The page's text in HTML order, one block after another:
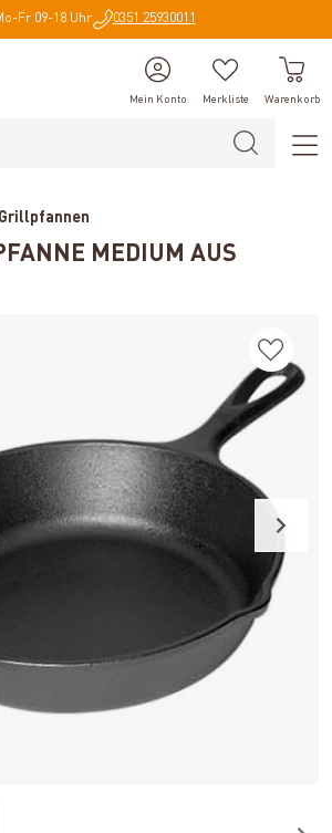
Fr 09-18 Uhr 0351 25930011
Mein Konto Merkliste Warenkorb
Grillpfannen
MEDIUM AUS